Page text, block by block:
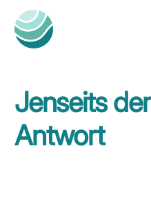
Jenseits der
Antwort